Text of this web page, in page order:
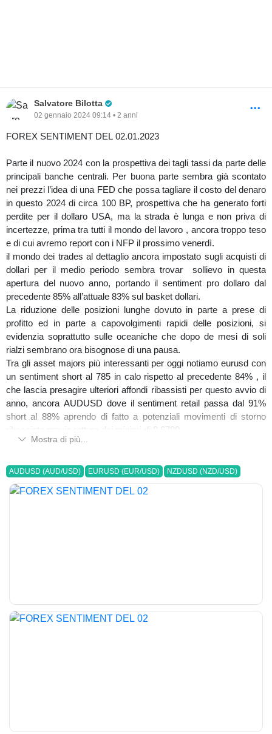
Salvatore Bilotta
02 gennaio 2024 09:14 • 2 anni
FOREX SENTIMENT DEL 02.01.2023
Parte il nuovo 2024 con la prospettiva dei tagli tassi da parte delle
principali banche centrali. Per buona parte sembra già scontato
nei prezzi l’idea di una FED che possa tagliare il costo del denaro
in questo 2024 di circa 100 BP, prospettiva che ha generato forti
perdite per il dollaro USA, ma la strada è lunga e non priva di
incertezze, prima tra tutti il mondo del lavoro , ancora troppo teso
e di cui avremo report con i NFP il prossimo venerdì.
il mondo dei trades al dettaglio ancora impostato sugli acquisti di
dollari per il medio periodo sembra trovar sollievo in questa
apertura del nuovo anno, portando il sentiment pro dollaro dal
precedente 85% all’attuale 83% sul basket dollari.
La riduzione delle posizioni lunghe dovuto in parte a prese di
profitto ed in parte a capovolgimenti rapidi delle posizioni, si
evidenzia soprattutto sulle oceaniche che dopo de mesi di soli
rialzi sembrano ora bisognose di una pausa.
Tra gli asset majors più interessanti per oggi notiamo eurusd con
un sentiment short al 785 in calo rispetto al precedente 84% , il
che lascia presagire ulteriori affondi ribassisti per questo avvio di
anno, ancora AUDUSD dove il sentiment retail passa dal 91%
short al 88% aprendo di fatto a potenziali movimenti di storno
ribassista previa rottura dei minimi di 0.6780.
Tecnicamente migliore NZDUSD dove il sentiment retail passa
ribassisti, dati gli ingressi di nuovi acquisti , supportati da schemi
tecnici short, ma resta indispensabile il break out dei minimi di
0.6890-75.
buona giornata e buon trading
SALVATORE BILOTTA
Mostra di più...
AUDUSD (AUD/USD) EURUSD (EUR/USD) NZDUSD (NZD/USD)